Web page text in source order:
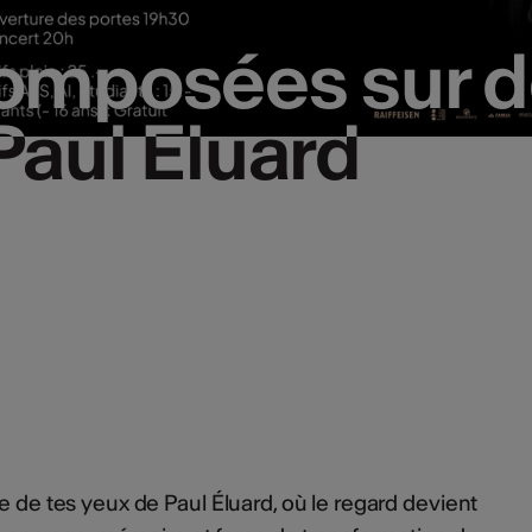
sur
Eluard
sur
Eluard
de tes yeux de Paul Éluard, où le regard devient